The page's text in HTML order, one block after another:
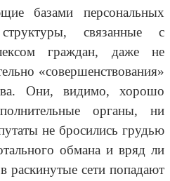
базами персональных
связанные с
граждан, даже не
«совершенствования»
Они, видимо, хорошо
органы, ни
не бросились грудью
обмана и вряд ли
раскинутые сети попадают